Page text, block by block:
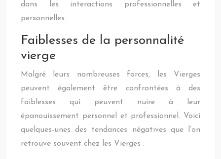
dans les interactions professionnelles et
personnelles.
Faiblesses de la personnalité
vierge
Malgré leurs nombreuses forces, les Vierges
peuvent également être confrontées à des
faiblesses qui peuvent nuire à leur
épanouissement personnel et professionnel. Voici
quelques-unes des tendances négatives que l’on
retrouve souvent chez les Vierges :